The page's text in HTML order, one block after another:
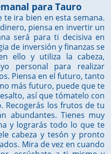
para Tauro
te ira bien en esta semana.
piensa en invertir un
será para ti decisiva en
de inversión y finanzas se
ello y utiliza la cabeza,
personal para realizar
Piensa en el futuro, tanto
más futuro, puede que te
así que tómatelo con
Recogerás los frutos de tu
abundantes. Tienes muy
y lograrás todo lo que te
cabeza y tesón y pronto
Mira de vez en cuando